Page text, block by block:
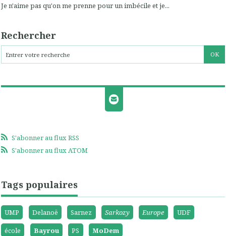
Je n'aime pas qu'on me prenne pour un imbécile et je...
Rechercher
S'abonner au flux RSS
S'abonner au flux ATOM
Tags populaires
UMP Delanoë Sarnez Sarkozy Europe
UDF
école
Bayrou PS MoDem